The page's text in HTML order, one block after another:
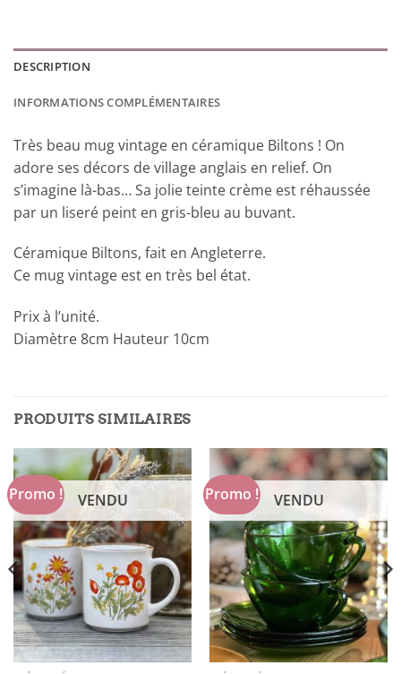
DESCRIPTION
INFORMATIONS COMPLÉMENTAIRES
Très beau mug vintage en céramique Biltons ! On
adore ses décors de village anglais en relief. On
s’imagine là-bas… Sa jolie teinte crème est réhaussée
par un liseré peint en gris-bleu au buvant.
Céramique Biltons, fait en Angleterre.
Ce mug vintage est en très bel état.
Prix à l’unité.
Diamètre 8cm Hauteur 10cm
PRODUITS SIMILAIRES
Promo ! VENDU Promo ! VENDU